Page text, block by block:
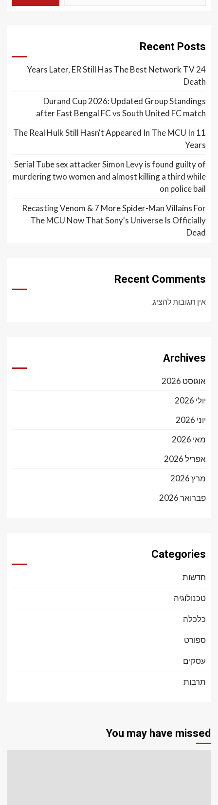
Recent Posts
24 Years Later, ER Still Has The Best Network TV
Death
Durand Cup 2026: Updated Group Standings
after East Bengal FC vs South United FC match
The Real Hulk Still Hasn't Appeared In The MCU In 11
Years
Serial Tube sex attacker Simon Levy is found guilty of
murdering two women and almost killing a third while
on police bail
Recasting Venom & 7 More Spider-Man Villains For
The MCU Now That Sony's Universe Is Officially
Dead
Recent Comments
אין תגובות להציג.
Archives
אוגוסט 2026
יולי 2026
יוני 2026
מאי 2026
אפריל 2026
מרץ 2026
פברואר 2026
Categories
חדשות
טכנולוגיה
כלכלה
ספורט
עסקים
תרבות
You may have missed